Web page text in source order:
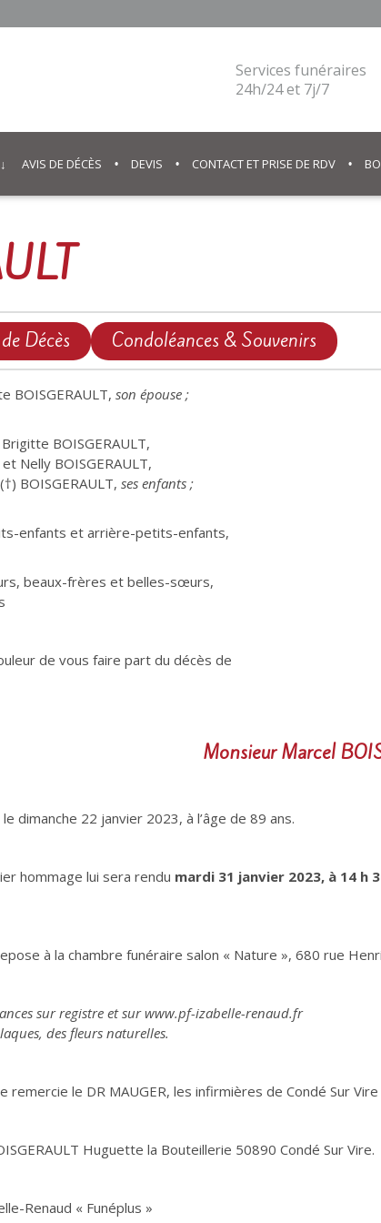
Services funéraires
24h/24 et 7j/7
AVIS DE DÉCÈS DEVIS CONTACT ET PRISE DE RDV
Décès Condoléances & Souvenirs
BOISGERAULT, son épouse ;
Brigitte BOISGERAULT,
Nelly BOISGERAULT,
BOISGERAULT, ses enfants ;
enfants et arrière-petits-enfants,
beaux-frères et belles-sœurs,
de vous faire part du décès de
MonsieurMarcel
dimanche 22 janvier 2023, à l’âge de 89 ans.
hommage lui sera rendu mardi 31 janvier 2023, à 14 h
à la chambre funéraire salon « Nature », 680 rue
sur registre et sur www.pf-izabelle-renaud.fr
des fleurs naturelles.
remercie le DR MAUGER, les infirmières de Condé Sur Vire
Huguette la Bouteillerie 50890 Condé Sur Vire.
Renaud « Funéplus »